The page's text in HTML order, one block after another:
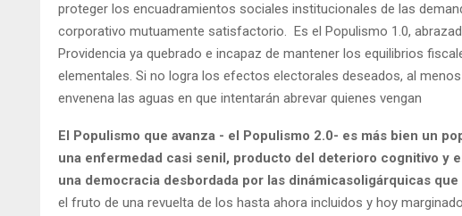
proteger los encuadramientos sociales institucionales de las
corporativo mutuamente satisfactorio. Es el Populismo 1.0,
Providencia ya quebrado e incapaz de mantener los equilibrios
elementales. Si no logra los efectos electorales deseados, al
envenena las aguas en que intentarán abrevar quienes vengan
El Populismo que avanza - el Populismo 2.0- es más bien un
una enfermedad casi senil, producto del deterioro cognitivo y
una democracia desbordada por las dinámicasoligárquicas que
el fruto de una revuelta de los hasta ahora incluidos y hoy